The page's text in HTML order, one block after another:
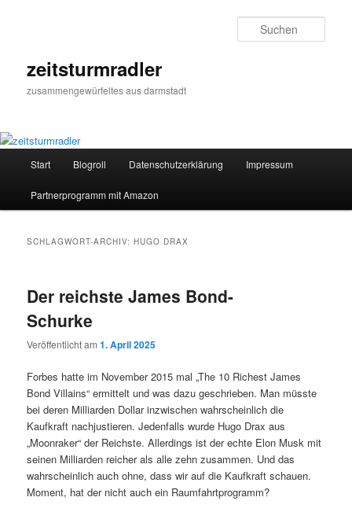
zeitsturmradler
zusammengewürfeltes aus darmstadt
Start Blogroll Datenschutzerklärung Impressum
Partnerprogramm mit Amazon
SCHLAGWORT-ARCHIV:HUGO DRAX
Der reichste James Bond-
Schurke
Veröffentlicht am1. April 2025
Forbes hatte im November 2015 mal „The 10 Richest James
Bond Villains“ ermittelt und was dazu geschrieben. Man müsste
bei deren Milliarden Dollar inzwischen wahrscheinlich die
Kaufkraft nachjustieren. Jedenfalls wurde Hugo Drax aus
„Moonraker“ der Reichste. Allerdings ist der echte Elon Musk mit
seinen Milliarden reicher als alle zehn zusammen. Und das
wahrscheinlich auch ohne, dass wir auf die Kaufkraft schauen.
Moment, hat der nicht auch ein Raumfahrtprogramm?